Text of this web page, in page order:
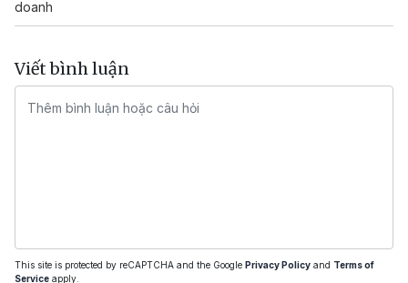
doanh
Viết bình luận
This site is protected by reCAPTCHA and the Google Privacy Policy and Terms of
Service apply.